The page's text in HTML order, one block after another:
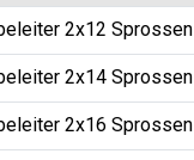
2x12 Sprossen
2x14 Sprossen
2x16 Sprossen